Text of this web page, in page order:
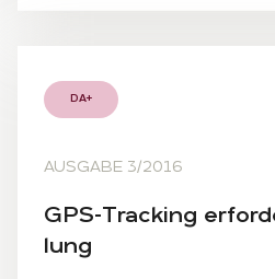
DA+
AUSGABE 3/2016
GPS-Tracking
lung